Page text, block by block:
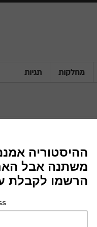
מחלקות תגיות
Power Suits לא ידוע